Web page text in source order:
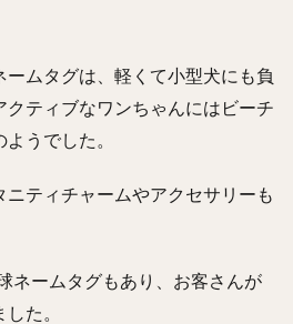
ムタグは、軽くて小型犬にも負
クティブなワンちゃんにはビーチ
うでした。
ティチャームやアクセサリーも
ネームタグもあり、お客さんが
た。